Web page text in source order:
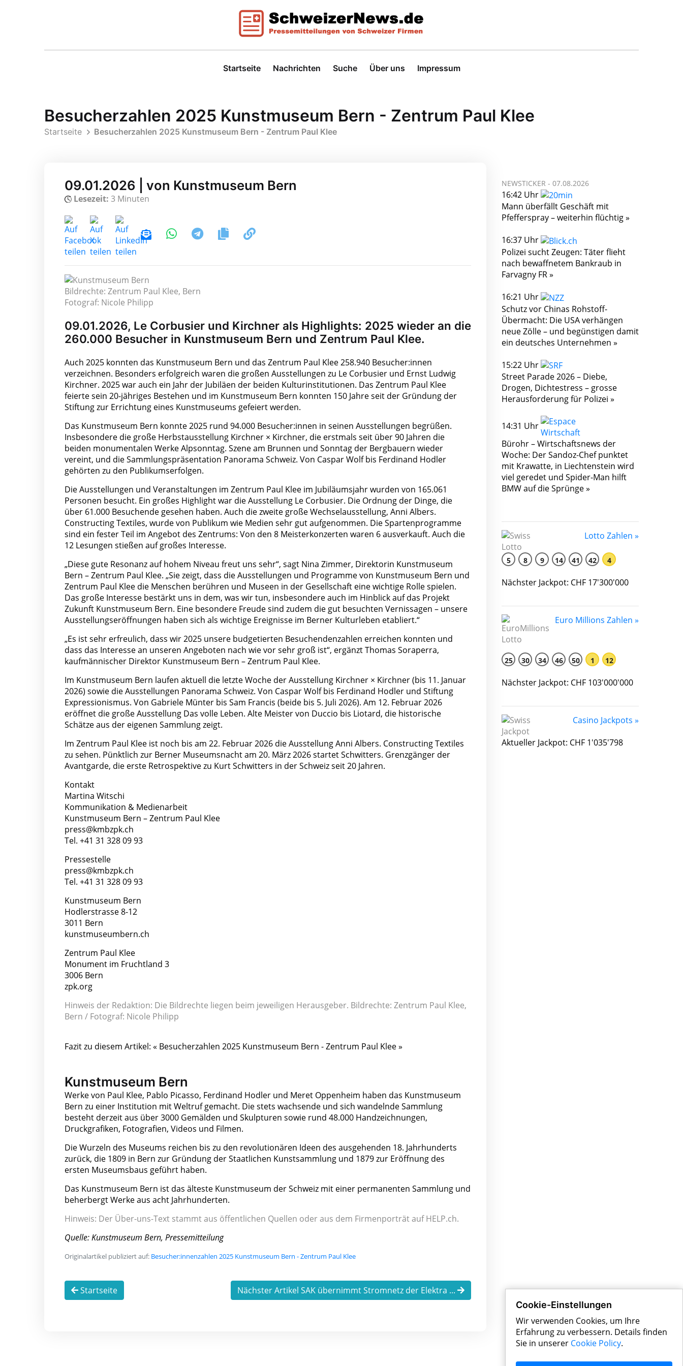
Startseite Nachrichten Suche Über uns Impressum
Besucherzahlen 2025 Kunstmuseum Bern - Zentrum Paul Klee
Startseite Besucherzahlen 2025 Kunstmuseum Bern - Zentrum Paul Klee
09.01.2026 | von Kunstmuseum Bern
Lesezeit: 3 Minuten
Bildrechte: Zentrum Paul Klee, Bern
Fotograf: Nicole Philipp
09.01.2026, Le Corbusier und Kirchner als Highlights: 2025 wieder an die
260.000 Besucher in Kunstmuseum Bern und Zentrum Paul Klee.
Auch 2025 konnten das Kunstmuseum Bern und das Zentrum Paul Klee 258.940 Besucher:innen
verzeichnen. Besonders erfolgreich waren die großen Ausstellungen zu Le Corbusier und Ernst Ludwig
Kirchner. 2025 war auch ein Jahr der Jubiläen der beiden Kulturinstitutionen. Das Zentrum Paul Klee
feierte sein 20-jähriges Bestehen und im Kunstmuseum Bern konnten 150 Jahre seit der Gründung der
Stiftung zur Errichtung eines Kunstmuseums gefeiert werden.
Das Kunstmuseum Bern konnte 2025 rund 94.000 Besucher:innen in seinen Ausstellungen begrüßen.
Insbesondere die große Herbstausstellung Kirchner × Kirchner, die erstmals seit über 90 Jahren die
beiden monumentalen Werke Alpsonntag. Szene am Brunnen und Sonntag der Bergbauern wieder
vereint, und die Sammlungspräsentation Panorama Schweiz. Von Caspar Wolf bis Ferdinand Hodler
gehörten zu den Publikumserfolgen.
Die Ausstellungen und Veranstaltungen im Zentrum Paul Klee im Jubiläumsjahr wurden von 165.061
Personen besucht. Ein großes Highlight war die Ausstellung Le Corbusier. Die Ordnung der Dinge, die
über 61.000 Besuchende gesehen haben. Auch die zweite große Wechselausstellung, Anni Albers.
Constructing Textiles, wurde von Publikum wie Medien sehr gut aufgenommen. Die Spartenprogramme
sind ein fester Teil im Angebot des Zentrums: Von den 8 Meisterkonzerten waren 6 ausverkauft. Auch die
12 Lesungen stießen auf großes Interesse.
„Diese gute Resonanz auf hohem Niveau freut uns sehr“, sagt Nina Zimmer, Direktorin Kunstmuseum
Bern – Zentrum Paul Klee. „Sie zeigt, dass die Ausstellungen und Programme von Kunstmuseum Bern und
Zentrum Paul Klee die Menschen berühren und Museen in der Gesellschaft eine wichtige Rolle spielen.
Das große Interesse bestärkt uns in dem, was wir tun, insbesondere auch im Hinblick auf das Projekt
Zukunft Kunstmuseum Bern. Eine besondere Freude sind zudem die gut besuchten Vernissagen – unsere
Ausstellungseröffnungen haben sich als wichtige Ereignisse im Berner Kulturleben etabliert.“
„Es ist sehr erfreulich, dass wir 2025 unsere budgetierten Besuchendenzahlen erreichen konnten und
dass das Interesse an unseren Angeboten nach wie vor sehr groß ist“, ergänzt Thomas Soraperra,
kaufmännischer Direktor Kunstmuseum Bern – Zentrum Paul Klee.
Im Kunstmuseum Bern laufen aktuell die letzte Woche der Ausstellung Kirchner × Kirchner (bis 11. Januar
2026) sowie die Ausstellungen Panorama Schweiz. Von Caspar Wolf bis Ferdinand Hodler und Stiftung
Expressionismus. Von Gabriele Münter bis Sam Francis (beide bis 5. Juli 2026). Am 12. Februar 2026
eröffnet die große Ausstellung Das volle Leben. Alte Meister von Duccio bis Liotard, die historische
Schätze aus der eigenen Sammlung zeigt.
Im Zentrum Paul Klee ist noch bis am 22. Februar 2026 die Ausstellung Anni Albers. Constructing Textiles
zu sehen. Pünktlich zur Berner Museumsnacht am 20. März 2026 startet Schwitters. Grenzgänger der
Avantgarde, die erste Retrospektive zu Kurt Schwitters in der Schweiz seit 20 Jahren.
Kontakt
Martina Witschi
Kommunikation & Medienarbeit
Kunstmuseum Bern – Zentrum Paul Klee
press@kmbzpk.ch
Tel. +41 31 328 09 93
Pressestelle
press@kmbzpk.ch
Tel. +41 31 328 09 93
Kunstmuseum Bern
Hodlerstrasse 8-12
3011 Bern
kunstmuseumbern.ch
Zentrum Paul Klee
Monument im Fruchtland 3
3006 Bern
zpk.org
Hinweis der Redaktion: Die Bildrechte liegen beim jeweiligen Herausgeber. Bildrechte: Zentrum Paul Klee,
Bern / Fotograf: Nicole Philipp
Fazit zu diesem Artikel: « Besucherzahlen 2025 Kunstmuseum Bern - Zentrum Paul Klee »
Kunstmuseum Bern
Werke von Paul Klee, Pablo Picasso, Ferdinand Hodler und Meret Oppenheim haben das Kunstmuseum
Bern zu einer Institution mit Weltruf gemacht. Die stets wachsende und sich wandelnde Sammlung
besteht derzeit aus über 3000 Gemälden und Skulpturen sowie rund 48.000 Handzeichnungen,
Druckgrafiken, Fotografien, Videos und Filmen.
Die Wurzeln des Museums reichen bis zu den revolutionären Ideen des ausgehenden 18. Jahrhunderts
zurück, die 1809 in Bern zur Gründung der Staatlichen Kunstsammlung und 1879 zur Eröffnung des
ersten Museumsbaus geführt haben.
Das Kunstmuseum Bern ist das älteste Kunstmuseum der Schweiz mit einer permanenten Sammlung und
beherbergt Werke aus acht Jahrhunderten.
Hinweis: Der Über-uns-Text stammt aus öffentlichen Quellen oder aus dem Firmenporträt auf HELP.ch.
Quelle: Kunstmuseum Bern, Pressemitteilung
Originalartikel publiziert auf: Besucher:innenzahlen 2025 Kunstmuseum Bern - Zentrum Paul Klee
Startseite Nächster Artikel SAK übernimmt Stromnetz der Elektra ...
NEWSTICKER - 07.08.2026
16:42 Uhr
Mann überfällt Geschäft mit
Pfefferspray – weiterhin flüchtig »
16:37 Uhr
Polizei sucht Zeugen: Täter flieht
nach bewaffnetem Bankraub in
Farvagny FR »
16:21 Uhr
Schutz vor Chinas Rohstoff-
Übermacht: Die USA verhängen
neue Zölle – und begünstigen damit
ein deutsches Unternehmen »
15:22 Uhr
Street Parade 2026 – Diebe,
Drogen, Dichtestress – grosse
Herausforderung für Polizei »
14:31 Uhr
Bürohr – Wirtschaftsnews der
Woche: Der Sandoz-Chef punktet
mit Krawatte, in Liechtenstein wird
viel geredet und Spider-Man hilft
BMW auf die Sprünge »
Lotto Zahlen »
5 8 9 14 41 42 4
Nächster Jackpot: CHF 17'300'000
Euro Millions Zahlen »
25 30 34 46 50 1 12
Nächster Jackpot: CHF 103'000'000
Casino Jackpots »
Aktueller Jackpot: CHF 1'035'798
Cookie-Einstellungen
Wir verwenden Cookies, um Ihre
Erfahrung zu verbessern. Details finden
Sie in unserer Cookie Policy.